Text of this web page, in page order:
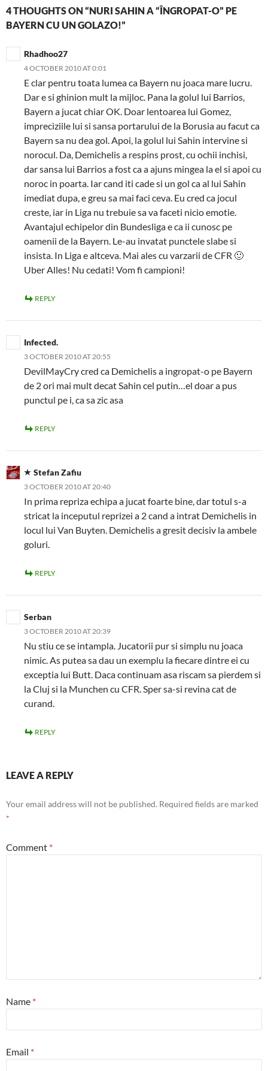
4 THOUGHTS ON “NURI SAHIN A “ÎNGROPAT-O” PE
BAYERN CU UN GOLAZO!”
Rhadhoo27
4 OCTOBER 2010 AT 0:01
E clar pentru toata lumea ca Bayern nu joaca mare lucru.
Dar e si ghinion mult la mijloc. Pana la golul lui Barrios,
Bayern a jucat chiar OK. Doar lentoarea lui Gomez,
impreciziile lui si sansa portarului de la Borusia au facut ca
Bayern sa nu dea gol. Apoi, la golul lui Sahin intervine si
norocul. Da, Demichelis a respins prost, cu ochii inchisi,
dar sansa lui Barrios a fost ca a ajuns mingea la el si apoi cu
noroc in poarta. Iar cand iti cade si un gol ca al lui Sahin
imediat dupa, e greu sa mai faci ceva. Eu cred ca jocul
creste, iar in Liga nu trebuie sa va faceti nicio emotie.
Avantajul echipelor din Bundesliga e ca ii cunosc pe
oamenii de la Bayern. Le-au invatat punctele slabe si
insista. In Liga e altceva. Mai ales cu varzarii de CFR 🙂
Uber Alles! Nu cedati! Vom fi campioni!
REPLY
Infected.
3 OCTOBER 2010 AT 20:55
DevilMayCry cred ca Demichelis a ingropat-o pe Bayern
de 2 ori mai mult decat Sahin cel putin…el doar a pus
punctul pe i, ca sa zic asa
REPLY
Stefan Zafiu
3 OCTOBER 2010 AT 20:40
In prima repriza echipa a jucat foarte bine, dar totul s-a
stricat la inceputul reprizei a 2 cand a intrat Demichelis in
locul lui Van Buyten. Demichelis a gresit decisiv la ambele
goluri.
REPLY
Serban
3 OCTOBER 2010 AT 20:39
Nu stiu ce se intampla. Jucatorii pur si simplu nu joaca
nimic. As putea sa dau un exemplu la fiecare dintre ei cu
exceptia lui Butt. Daca continuam asa riscam sa pierdem si
la Cluj si la Munchen cu CFR. Sper sa-si revina cat de
curand.
REPLY
LEAVE A REPLY
Your email address will not be published. Required fields are marked
*
Comment *
Name *
Email *